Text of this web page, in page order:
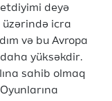
etdiyimi deyə
üzərində icra
və bu Avropa
yüksəkdir.
sahib olmaq